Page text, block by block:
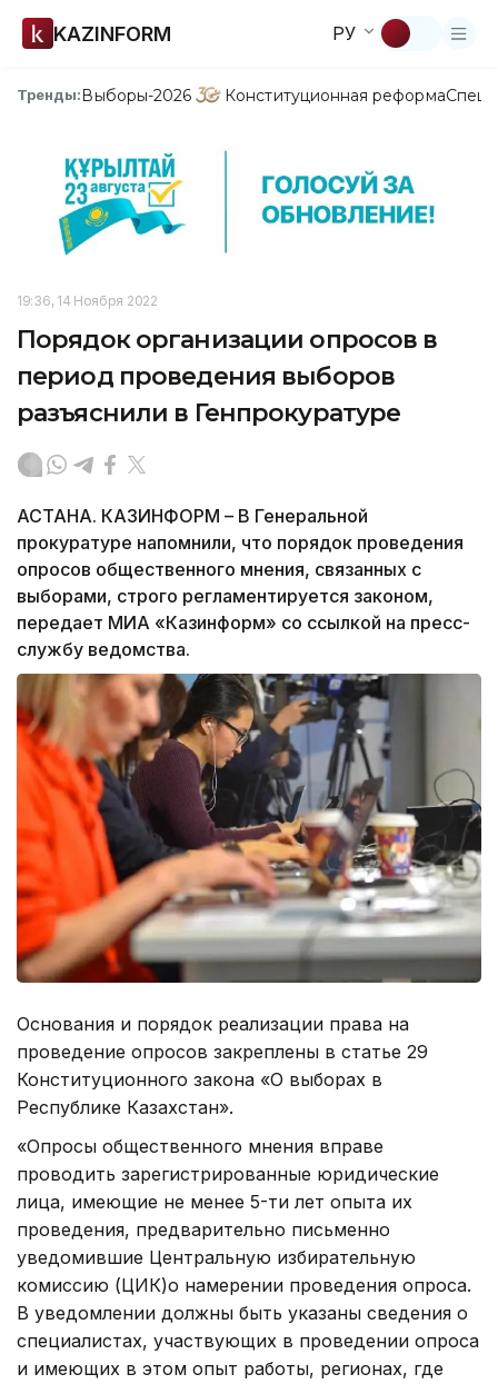
KAZINFORM РУ
Тренды:Выборы-2026 Конституционная реформа
19:36, 14 Ноября 2022
Порядок организации опросов в
период проведения выборов
разъяснили в Генпрокуратуре
АСТАНА. КАЗИНФОРМ – В Генеральной
прокуратуре напомнили, что порядок проведения
опросов общественного мнения, связанных с
выборами, строго регламентируется законом,
передает МИА «Казинформ» со ссылкой на пресс-
службу ведомства.
Основания и порядок реализации права на
проведение опросов закреплены в статье 29
Конституционного закона «О выборах в
Республике Казахстан».
«Опросы общественного мнения вправе
проводить зарегистрированные юридические
лица, имеющие не менее 5-ти лет опыта их
проведения, предварительно письменно
уведомившие Центральную избирательную
комиссию (ЦИК)о намерении проведения опроса.
В уведомлении должны быть указаны сведения о
специалистах, участвующих в проведении опроса
и имеющих в этом опыт работы, регионах, где